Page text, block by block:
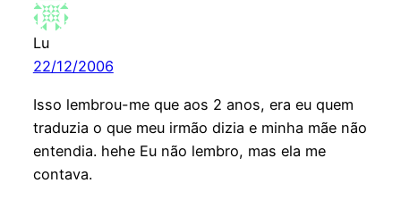
Lu
22/12/2006
Isso lembrou-me que aos 2 anos, era eu quem
traduzia o que meu irmão dizia e minha mãe não
entendia. hehe Eu não lembro, mas ela me
contava.